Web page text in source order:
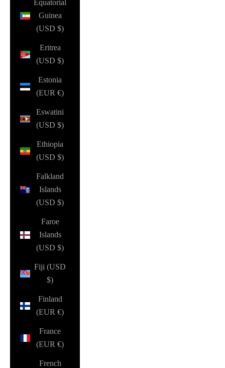
Equatorial
Guinea
(USD $)
Eritrea
(USD $)
Estonia
(EUR €)
Eswatini
(USD $)
Ethiopia
(USD $)
Falkland
Islands
(USD $)
Faroe
Islands
(USD $)
Fiji (USD
$)
Finland
(EUR €)
France
(EUR €)
French